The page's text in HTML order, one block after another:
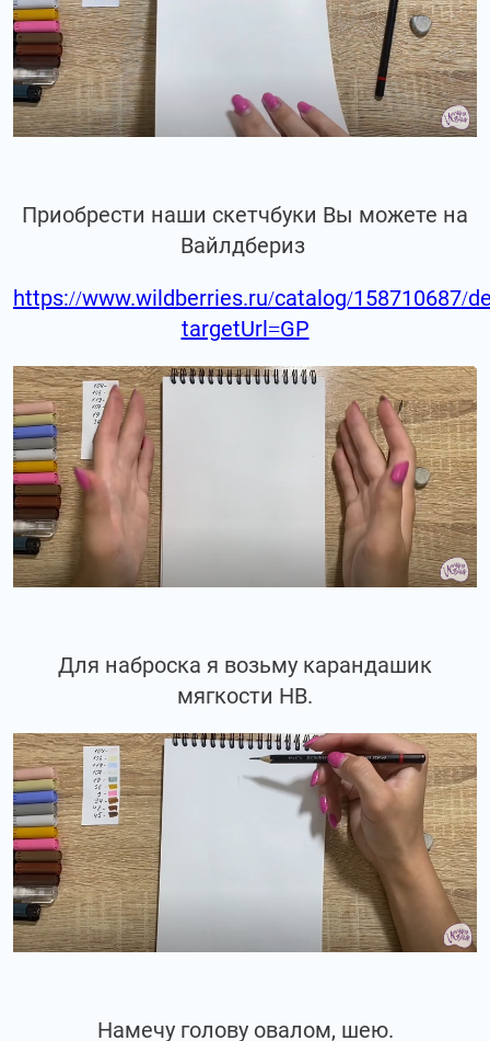
Приобрести наши скетчбуки Вы можете на
Вайлдбериз
https://www.wildberries.ru/catalog/158710687/
targetUrl=GP
Для наброска я возьму карандашик
мягкости НВ.
Намечу голову овалом, шею.